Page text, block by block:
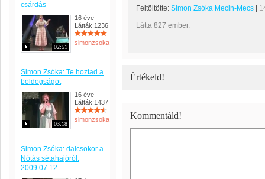
csárdás
02:51
16 éve
Látták:1236
simonzsoka
Simon Zsóka: Te hoztad a
boldogságot
03:18
16 éve
Látták:1437
simonzsoka
Simon Zsóka: dalcsokor a
Nótás sétahajóról.
2009.07.12.
Feltöltötte: Simon Zsóka Mecin-Mecs
Látta 827 ember.
Értékeld!
Kommentáld!